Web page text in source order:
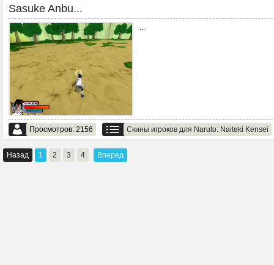
Sasuke Anbu...
...
Просмотров: 2156 Скины игроков для Naruto: Naiteki Kensei
Назад 1 2 3 4 Вперед